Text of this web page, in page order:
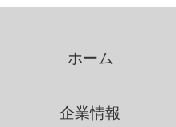
ホーム
企業情報